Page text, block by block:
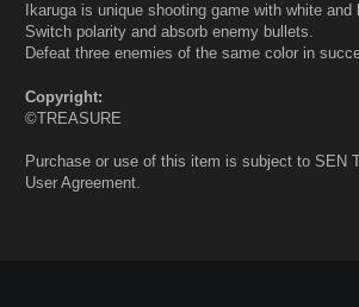
Ikaruga is unique shooting game with white and
Switch polarity and absorb enemy bullets.
Defeat three enemies of the same color in
Copyright:
©TREASURE
Purchase or use of this item is subject to SEN
User Agreement.